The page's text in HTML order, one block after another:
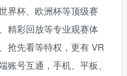
界杯、欧洲杯等顶级赛
精彩回放等专业观赛体
抢先看等特权，更有 VR
号互通，手机、平板、